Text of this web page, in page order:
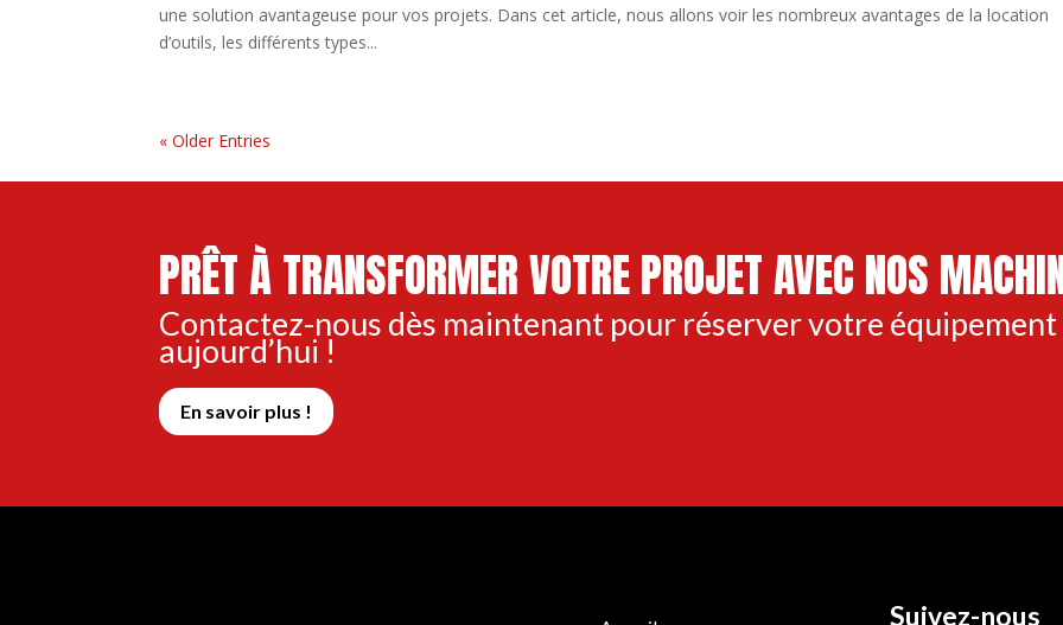
une solution avantageuse pour vos projets. Dans cet article, nous allons voir les nombreux avantages de la location
d’outils, les différents types...
« Older Entries
PRÊT À TRANSFORMER VOTRE PROJET AVEC NOS
Contactez-nous dès maintenant pour réserver votre
aujourd’hui !
En savoir plus !
Suivez-nous